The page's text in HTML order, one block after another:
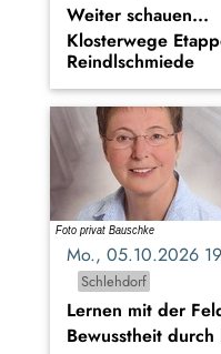
Weiter schauen...
Klosterwege
Reindlschmiede
Mo., 05.10.2026
Schlehdorf
Lernen mit der
Bewusstheit